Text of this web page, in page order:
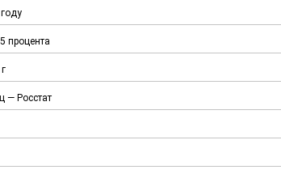
процента
— Росстат